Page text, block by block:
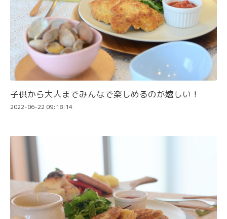
子供から大人までみんなで楽しめるのが嬉しい！
2022-06-22 09:18:14